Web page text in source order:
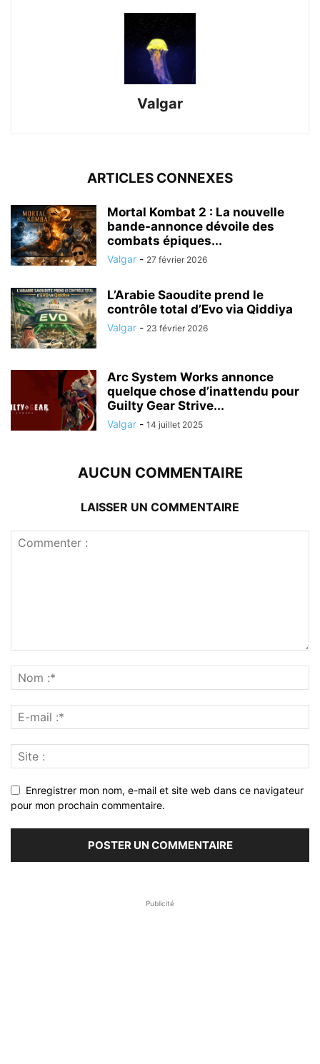
Valgar
ARTICLES CONNEXES
Mortal Kombat 2 : La nouvelle
bande-annonce dévoile des
combats épiques...
Valgar - 27 février 2026
L’Arabie Saoudite prend le
contrôle total d’Evo via Qiddiya
Valgar - 23 février 2026
Arc System Works annonce
quelque chose d’inattendu pour
Guilty Gear Strive...
Valgar - 14 juillet 2025
AUCUN COMMENTAIRE
LAISSER UN COMMENTAIRE
Enregistrer mon nom, e-mail et site web dans ce navigateur
pour mon prochain commentaire.
Publicité